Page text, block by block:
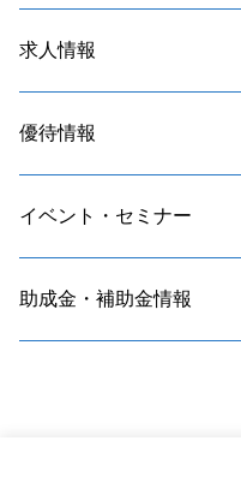
求人情報
優待情報
イベント・セミナー
助成金・補助金情報